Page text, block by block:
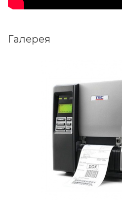
Галерея